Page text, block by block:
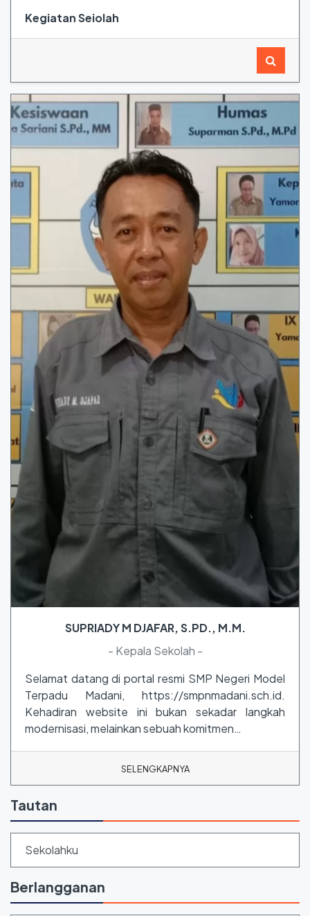
Kegiatan Seiolah
SUPRIADY M DJAFAR, S.PD., M.M.
- Kepala Sekolah -
Selamat datang di portal resmi SMP Negeri Model
Terpadu Madani, https://smpnmadani.sch.id.
Kehadiran website ini bukan sekadar langkah
modernisasi, melainkan sebuah komitmen…
SELENGKAPNYA
Tautan
Sekolahku
Berlangganan